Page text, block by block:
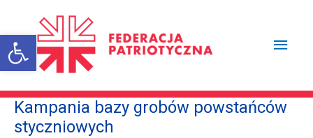
Otwórz pasek narzędzi
treści
Kampania bazy grobów powstańców
styczniowych